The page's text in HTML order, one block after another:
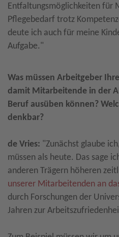
Entfaltungsmöglichkeiten für
Pflegebedarf trotz
deute ich auch für meine
Aufgabe."
Was müssen Arbeitgeber
damit Mitarbeitende in der
Beruf ausüben können?
denkbar?
de Vries: "Zunächst glaube
müssen als heute. Das sage
anderen Trägern höheren
unserer Mitarbeitenden an
durch Forschungen der
Jahren zur